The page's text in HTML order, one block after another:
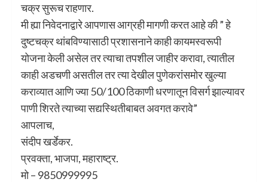
चक्र सुरूच राहणार.
मी ह्या निवेदनाद्वारे आपणास आग्रही मागणी करत आहे की ” हे
दुष्टचक्र थांबविण्यासाठी प्रशासनाने काही कायमस्वरूपी
योजना केली असेल तर त्याचा तपशील जाहीर करावा, त्यातील
काही अडचणी असतील तर त्या देखील पुणेकरांसमोर खुल्या
कराव्यात आणि ज्या 50/100 ठिकाणी धरणातून विसर्ग झाल्यावर
पाणी शिरते त्याच्या सद्यस्थितीबाबत अवगत करावे”
आपलाच,
संदीप खर्डेकर.
प्रवक्ता, भाजपा, महाराष्ट्र.
मो – 9850999995